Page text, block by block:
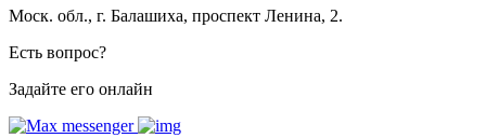
Моск. обл., г. Балашиха, проспект Ленина, 2.
Есть вопрос?
Задайте его онлайн